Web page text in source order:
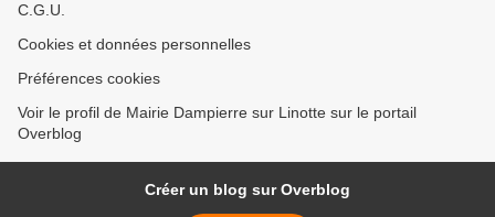
C.G.U.
Cookies et données personnelles
Préférences cookies
Voir le profil de Mairie Dampierre sur Linotte sur le portail
Overblog
Créer un blog sur Overblog